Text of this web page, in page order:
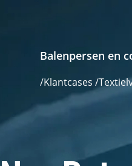
Balenpersen en
/Klantcases /